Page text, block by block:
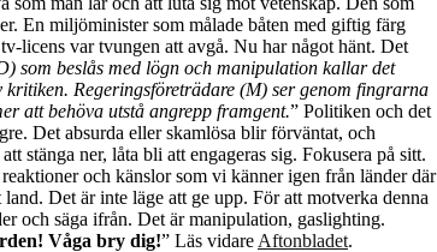
En miljöminister som målade båten med giftig färg
licens var tvungen att avgå. Nu har något hänt. Det
som beslås med lögn och manipulation kallar det
Regeringsföreträdare (M) ser genom fingrarna
att behöva utstå angrepp framgent.” Politiken och det
Det absurda eller skamlösa blir förväntat, och
stänga ner, låta bli att engageras sig. Fokusera på sitt.
och känslor som vi känner igen från länder där
Det är inte läge att ge upp. För att motverka denna
och säga ifrån. Det är manipulation, gaslighting.
Våga bry dig!” Läs vidare Aftonbladet.